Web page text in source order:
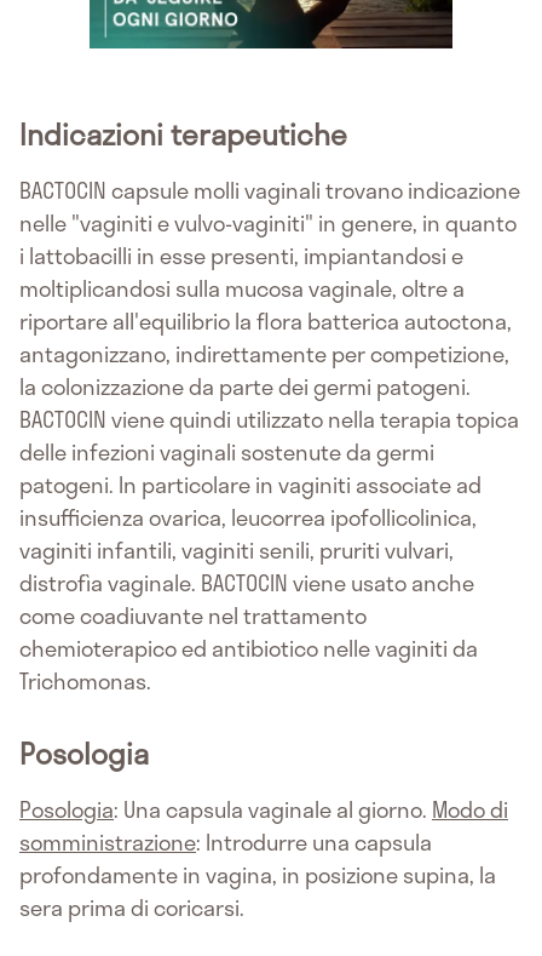
Indicazioni terapeutiche
BACTOCIN capsule molli vaginali trovano indicazione
nelle "vaginiti e vulvo-vaginiti" in genere, in quanto
i lattobacilli in esse presenti, impiantandosi e
moltiplicandosi sulla mucosa vaginale, oltre a
riportare all'equilibrio la flora batterica autoctona,
antagonizzano, indirettamente per competizione,
la colonizzazione da parte dei germi patogeni.
BACTOCIN viene quindi utilizzato nella terapia topica
delle infezioni vaginali sostenute da germi
patogeni. In particolare in vaginiti associate ad
insufficienza ovarica, leucorrea ipofollicolinica,
vaginiti infantili, vaginiti senili, pruriti vulvari,
distrofìa vaginale. BACTOCIN viene usato anche
come coadiuvante nel trattamento
chemioterapico ed antibiotico nelle vaginiti da
Trichomonas.
Posologia
Posologia: Una capsula vaginale al giorno. Modo di
somministrazione: Introdurre una capsula
profondamente in vagina, in posizione supina, la
sera prima di coricarsi.